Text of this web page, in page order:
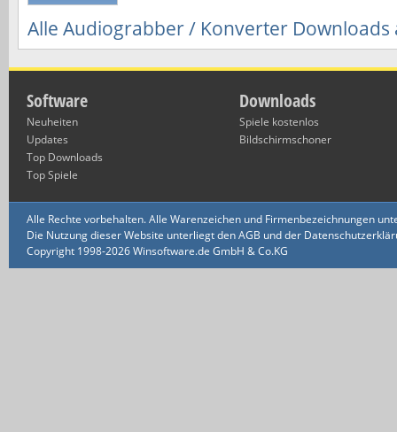
Alle Audiograbber / Konverter Downloads
Software
Neuheiten
Updates
Top Downloads
Top Spiele
Downloads
Spiele kostenlos
Bildschirmschoner
Alle Rechte vorbehalten. Alle Warenzeichen und Firmenbezeichnungen
Die Nutzung dieser Website unterliegt den AGB und der
Copyright 1998-2026 Winsoftware.de GmbH & Co.KG